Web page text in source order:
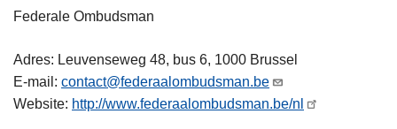
Federale Ombudsman
Adres: Leuvenseweg 48, bus 6, 1000 Brussel
E-mail: contact@federaalombudsman.be
Website: http://www.federaalombudsman.be/nl